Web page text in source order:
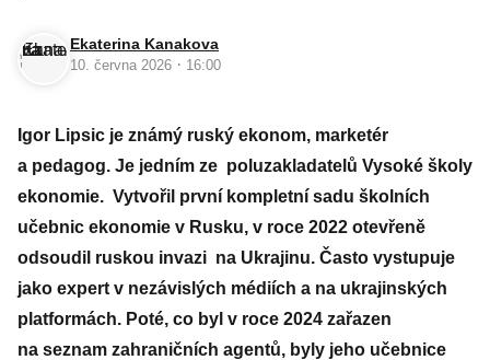
Ekaterina Kanakova
10. června 2026 · 16:00
Igor Lipsic je známý ruský ekonom, marketér
a pedagog. Je jedním ze poluzakladatelů Vysoké školy
ekonomie. Vytvořil první kompletní sadu školních
učebnic ekonomie v Rusku, v roce 2022 otevřeně
odsoudil ruskou invazi na Ukrajinu. Často vystupuje
jako expert v nezávislých médiích a na ukrajinských
platformách. Poté, co byl v roce 2024 zařazen
na seznam zahraničních agentů, byly jeho učebnice